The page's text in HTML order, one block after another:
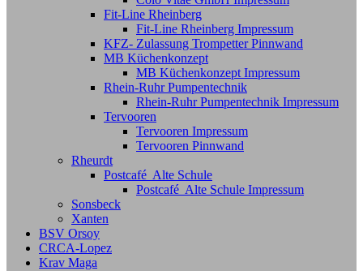
Fit-Line Rheinberg
Fit-Line Rheinberg Impressum
KFZ- Zulassung Trompetter Pinnwand
MB Küchenkonzept
MB Küchenkonzept Impressum
Rhein-Ruhr Pumpentechnik
Rhein-Ruhr Pumpentechnik Impressum
Tervooren
Tervooren Impressum
Tervooren Pinnwand
Rheurdt
Postcafé Alte Schule
Postcafé Alte Schule Impressum
Sonsbeck
Xanten
BSV Orsoy
CRCA-Lopez
Krav Maga